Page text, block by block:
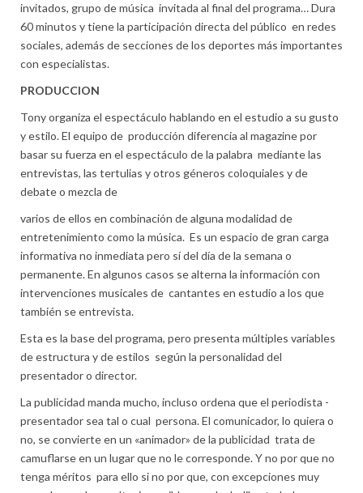
invitados, grupo de música invitada al final del programa… Dura
60 minutos y tiene la participación directa del público en redes
sociales, además de secciones de los deportes más importantes
con especialistas.
PRODUCCION
Tony organiza el espectáculo hablando en el estudio a su gusto
y estilo. El equipo de producción diferencia al magazine por
basar su fuerza en el espectáculo de la palabra mediante las
entrevistas, las tertulias y otros géneros coloquiales y de
debate o mezcla de
varios de ellos en combinación de alguna modalidad de
entretenimiento como la música. Es un espacio de gran carga
informativa no inmediata pero sí del día de la semana o
permanente. En algunos casos se alterna la información con
intervenciones musicales de cantantes en estudio a los que
también se entrevista.
Esta es la base del programa, pero presenta múltiples variables
de estructura y de estilos según la personalidad del
presentador o director.
La publicidad manda mucho, incluso ordena que el periodista -
presentador sea tal o cual persona. El comunicador, lo quiera o
no, se convierte en un «animador» de la publicidad trata de
camuflarse en un lugar que no le corresponde. Y no por que no
tenga méritos para ello si no por que, con excepciones muy